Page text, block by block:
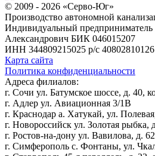
© 2009 - 2026 «Серво-Юг»
Производство автономной
Индивидуальный предприниматель
Александрович БИК 046015207
ИНН 344809215025 р/с
Карта сайта
Политика конфиденциальности
Адреса филиалов:
г. Сочи ул. Батумское шоссе, д. 40,
г. Адлер ул. Авиационная 3/1В
г. Краснодар а. Хатукай, ул.
г. Новороссийск ул. Золотая рыбка,
г. Ростов-на-дону ул. Вавилова, д.
г. Симферополь с. Фонтаны, ул.